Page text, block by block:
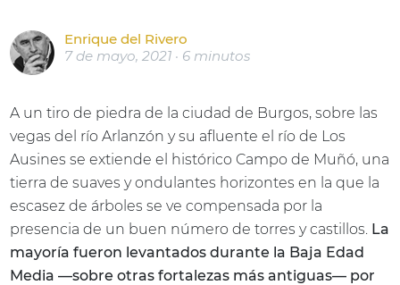
Enrique del Rivero
7 de mayo, 2021 · 6 minutos
A un tiro de piedra de la ciudad de Burgos, sobre las
vegas del río Arlanzón y su afluente el río de Los
Ausines se extiende el histórico Campo de Muñó, una
tierra de suaves y ondulantes horizontes en la que la
escasez de árboles se ve compensada por la
presencia de un buen número de torres y castillos. La
mayoría fueron levantados durante la Baja Edad
Media —sobre otras fortalezas más antiguas— por